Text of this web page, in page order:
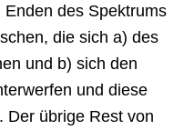
des Spektrums
die sich a) des
und b) sich den
und diese
. Der übrige Rest von